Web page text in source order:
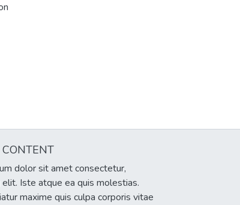
CONTENT
dolor sit amet consectetur,
elit. Iste atque ea quis molestias.
maxime quis culpa corporis vitae